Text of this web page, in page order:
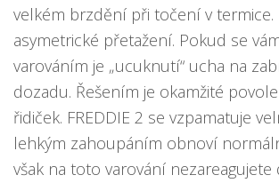
velkém brzdění při točení v termice.
asymetrické přetažení. Pokud se
varováním je „ucuknutí“ ucha na
dozadu. Řešením je okamžité
řidiček. FREDDIE 2 se vzpamatuje
lehkým zahoupáním obnoví
však na toto varování